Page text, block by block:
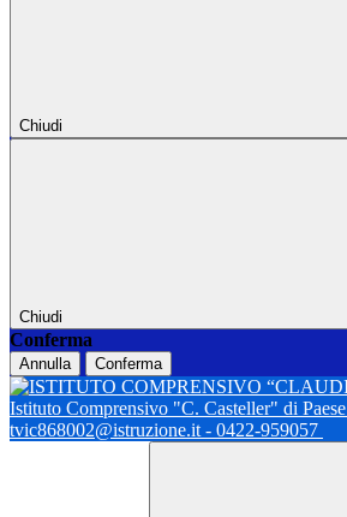
Chiudi
Chiudi
Conferma
Annulla Conferma
Istituto Comprensivo "C. Casteller" di Paese
tvic868002@istruzione.it - 0422-959057